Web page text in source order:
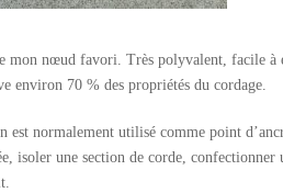
mon nœud favori. Très polyvalent, facile à
environ 70 % des propriétés du cordage.
est normalement utilisé comme point
isoler une section de corde,